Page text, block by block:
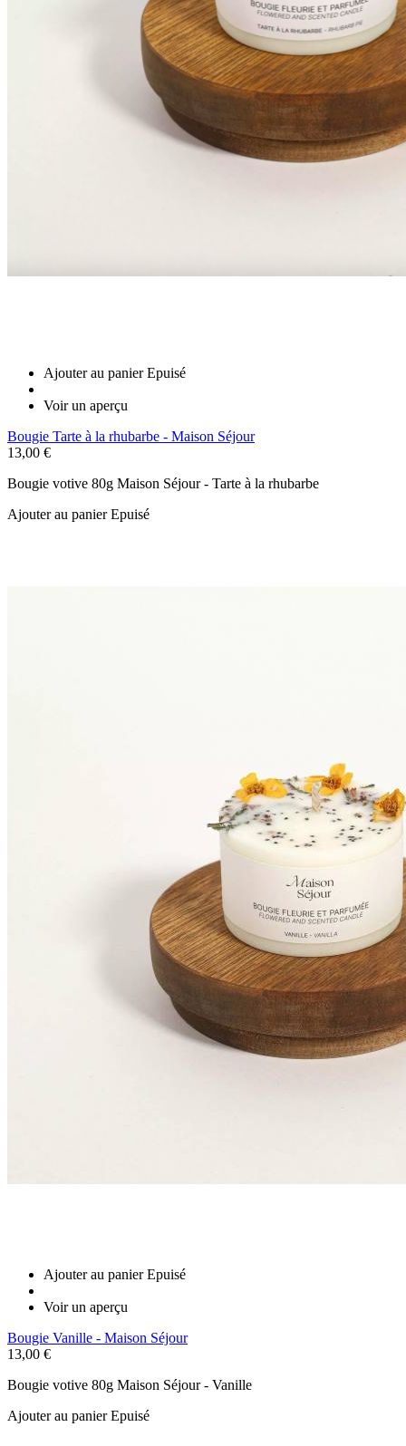
Ajouter au panier Epuisé
Voir un aperçu
Bougie Tarte à la rhubarbe - Maison Séjour
13,00 €
Bougie votive 80g Maison Séjour - Tarte à la rhubarbe
Ajouter au panierEpuisé
Ajouter au panier Epuisé
Voir un aperçu
Bougie Vanille - Maison Séjour
13,00 €
Bougie votive 80g Maison Séjour - Vanille
Ajouter au panierEpuisé